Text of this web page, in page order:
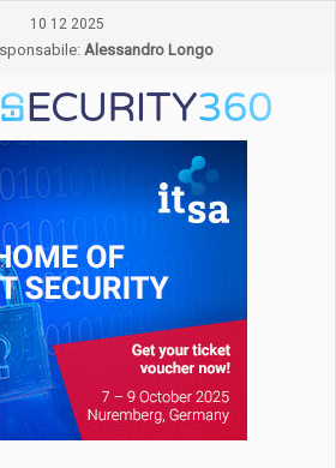
10 12 2025
Alessandro Longo